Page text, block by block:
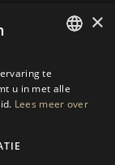
SPANISH
×
te
u in met alle
Lees meer over